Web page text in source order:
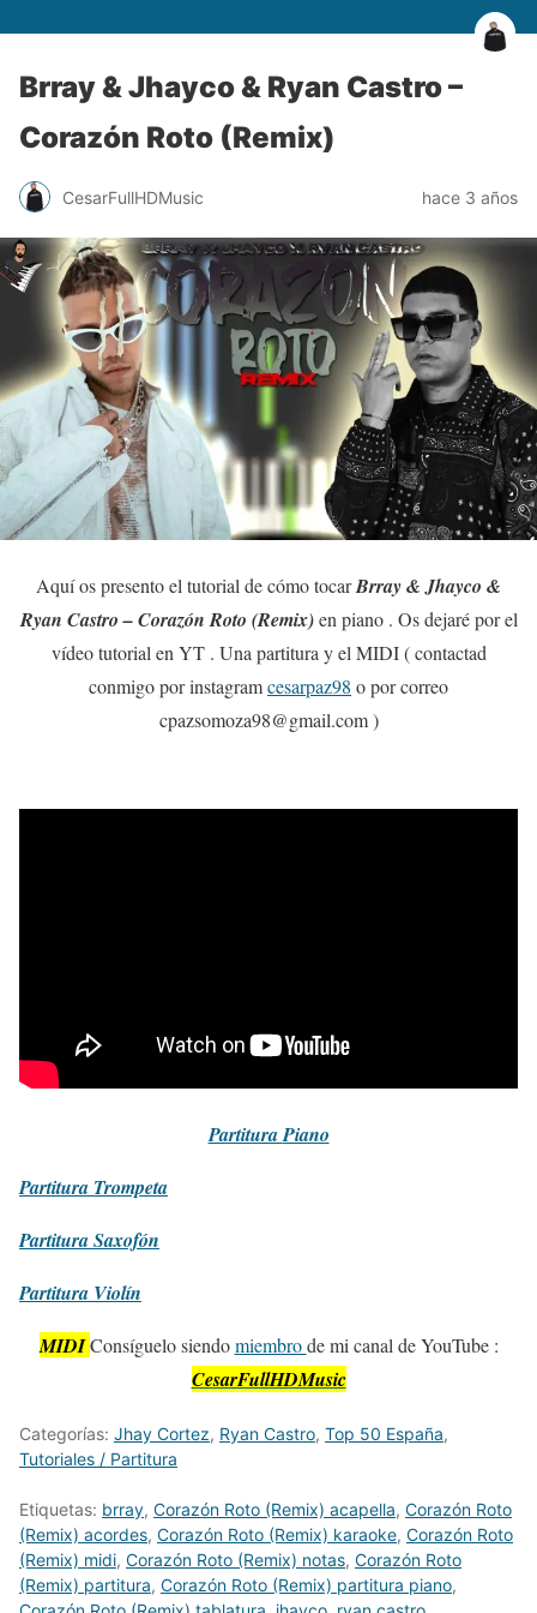
Brray & Jhayco & Ryan Castro –
Corazón Roto (Remix)
CesarFullHDMusic hace 3 años
Aquí os presento el tutorial de cómo tocarBrray & Jhayco &
Ryan Castro – Corazón Roto (Remix)en piano . Os dejaré por el
vídeo tutorial en YT . Una partitura y el MIDI ( contactad
conmigo por instagramcesarpaz98 o por correo
cpazsomoza98@gmail.com )
PartituraPiano
Partitura Trompeta
PartituraSaxofón
Partitura Violín
MIDI Consíguelo siendomiembrode mi canal de YouTube :
CesarFullHDMusic
Categorías: Jhay Cortez, Ryan Castro, Top 50 España,
Tutoriales / Partitura
Etiquetas: brray, Corazón Roto (Remix) acapella, Corazón Roto
(Remix) acordes, Corazón Roto (Remix) karaoke, Corazón Roto
(Remix) midi, Corazón Roto (Remix) notas, Corazón Roto
(Remix) partitura, Corazón Roto (Remix) partitura piano,